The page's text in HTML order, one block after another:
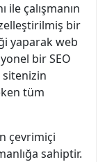
ile çalışmanın
bir
yaparak web
bir SEO
sitenizin
tüm
çevrimiçi
sahiptir.